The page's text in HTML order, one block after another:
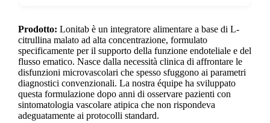
Prodotto: Lonitab è un integratore alimentare a base di L-
citrullina malato ad alta concentrazione, formulato
specificamente per il supporto della funzione endoteliale e del
flusso ematico. Nasce dalla necessità clinica di affrontare le
disfunzioni microvascolari che spesso sfuggono ai parametri
diagnostici convenzionali. La nostra équipe ha sviluppato
questa formulazione dopo anni di osservare pazienti con
sintomatologia vascolare atipica che non rispondeva
adeguatamente ai protocolli standard.